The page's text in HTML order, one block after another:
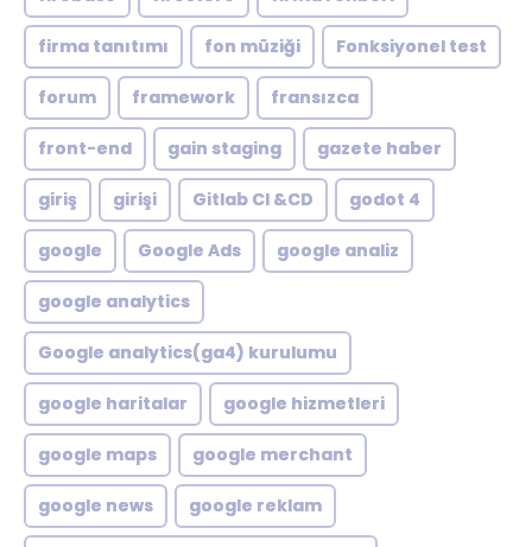
firma tanıtımı fon müziği Fonksiyonel test
forum framework fransızca
front-end gain staging gazete haber
giriş girişi Gitlab CI &CD godot 4
google Google Ads google analiz
google analytics
Google analytics(ga4) kurulumu
google haritalar google hizmetleri
google maps google merchant
google news google reklam